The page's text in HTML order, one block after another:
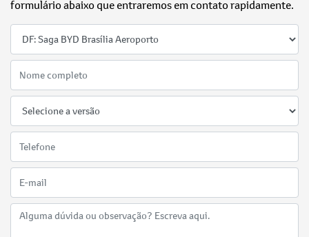
formulário abaixo que entraremos em contato rapidamente.